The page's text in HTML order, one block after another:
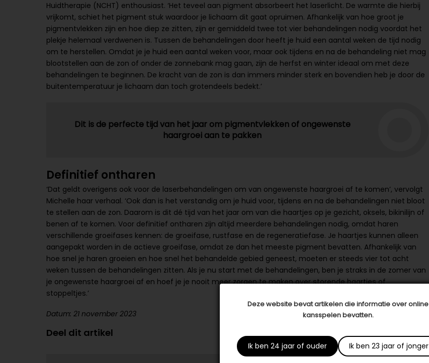
Deze website bevat artikelen die informatie over online
kansspelen bevatten.
Ik ben 24 jaar of ouder Ik ben 23 jaar of jonger
Huidtherapie (NCHT) enthousiast. ‘Het teveel aan pigment absorbeert het laserlicht. De warmte die hierbij
vrijkomt, schiet het pigment stuk waardoor je lichaam dit gaat opruimen. Afhankelijk van hoe groot je
pigmentvlekken zijn en hoe diep ze zitten, zijn er gemiddeld twee tot vier behandelingen nodig voordat het
plekje helemaal verdwenen is. Tussen de behandelingen door heeft je huid een aantal weken de tijd nodig
om te herstellen. Omdat je je huid een aantal weken voor, maar ook tijdens en na de behandeling niet mag
blootstellen aan de zon of onder de zonnebank mag gaan, zijn de herfst en winter ideaal om met deze
behandelingen te beginnen. De kracht van de zon is dan immers minder sterk en bovendien heb je door de
buitentemperatuur je lichaam dan toch grotendeels bedekt.’
Dit is de perfecte tijd van het jaar om pigmentvlekken of ongewenste
haargroei aan te pakken
Definitief ontharen
‘Dat geldt overigens ook voor de laserbehandelingen om van ongewenste haargroei af te komen’, vervolgt
Michelle haar verhaal. ‘Ook dan is het verstandig om je huid voor, tijdens en na de behandelingen niet bloot
te stellen aan de zon. Daarom is dit dé tijd van het jaar om van die haartjes op je gezicht, oksels, bikinilijn of
benen af te komen. Voor definitief ontharen zijn altijd meerdere behandelingen nodig, omdat haren
verschillende groeifases kennen: de groeifase, rustfase en de regeneratiefase. Je haartjes kunnen alleen
aangepakt worden in de actieve groeifase, omdat ze dan het meeste pigment bevatten. Afhankelijk van
hoe snel je haren groeien en hoe snel het behandelde gebied geneest, moeten er steeds vier tot acht
weken tussen de behandelingen zitten. Als je nu start met de behandelingen, ben je straks in de zomer van
je ongewenste haargroei af en hoef je je nooit meer zorgen te maken over storende haartjes of
stoppeltjes.’
Datum: 21 november 2023
Deel dit artikel